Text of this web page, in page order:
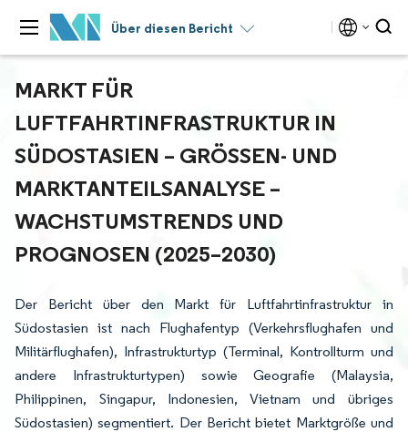
Über diesen Bericht
MARKT FÜR
LUFTFAHRTINFRASTRUKTUR IN
SÜDOSTASIEN – GRÖSSEN- UND M
ARKTANTEILSANALYSE – W
ACHSTUMSTRENDS UND P
ROGNOSEN (2025–2030)
Der Bericht über den Markt für Luftfahrtinfrastruktur in
Südostasien ist nach Flughafentyp (Verkehrsflughafen und
Militärflughafen), Infrastrukturtyp (Terminal, Kontrollturm und
andere Infrastrukturtypen) sowie Geografie (Malaysia,
Philippinen, Singapur, Indonesien, Vietnam und übriges
Südostasien) segmentiert. Der Bericht bietet Marktgröße und